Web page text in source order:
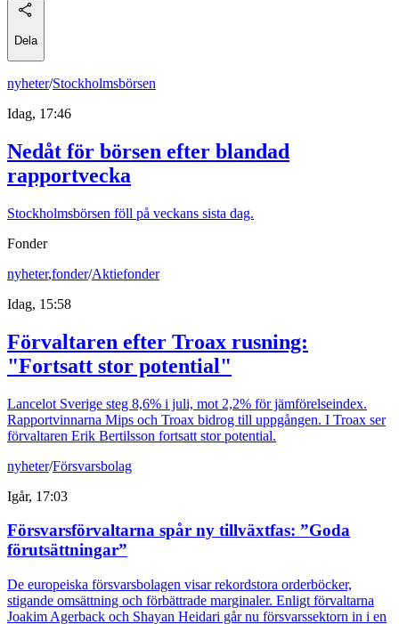
Dela
nyheter/Stockholmsbörsen
Idag, 17:46
Nedåt för börsen efter blandad
rapportvecka
Stockholmsbörsen föll på veckans sista dag.
Fonder
nyheter,fonder/Aktiefonder
Idag, 15:58
Förvaltaren efter Troax rusning:
"Fortsatt stor potential"
Lancelot Sverige steg 8,6% i juli, mot 2,2% för jämförelseindex.
Rapportvinnarna Mips och Troax bidrog till uppgången. I Troax ser
förvaltaren Erik Bertilsson fortsatt stor potential.
nyheter/Försvarsbolag
Igår, 17:03
Försvarsförvaltarna spår ny tillväxtfas: ”Goda
förutsättningar”
De europeiska försvarsbolagen visar rekordstora orderböcker,
stigande omsättning och förbättrade marginaler. Enligt förvaltarna
Joakim Agerback och Shayan Heidari går nu försvarssektorn in i en